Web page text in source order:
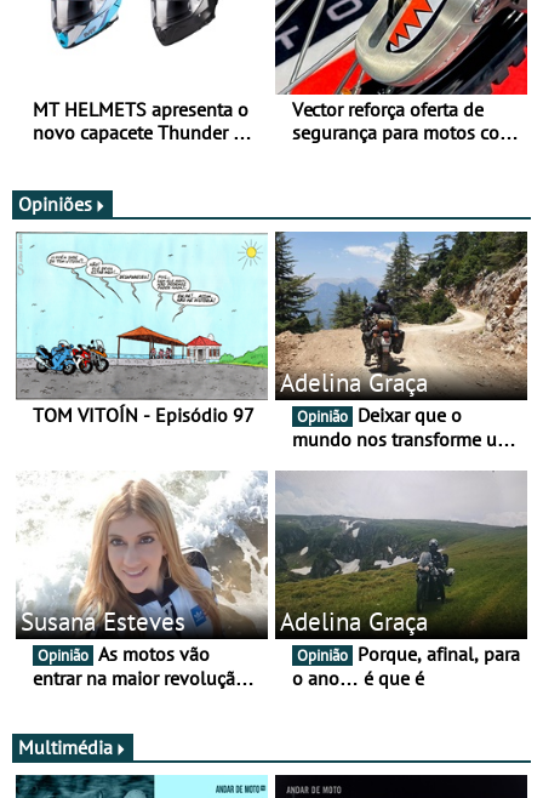
MT HELMETS apresenta o
novo capacete Thunder 4 R
Vector reforça oferta de
segurança para motos com
Opiniões
TOM VITOÍN - Episódio 97
Adelina Graça
Opinião
mundo nos transforme um
Susana Esteves
Opinião
entrar na maior revolução
falar disso
Adelina Graça
Opinião
o ano… é que é
Multimédia